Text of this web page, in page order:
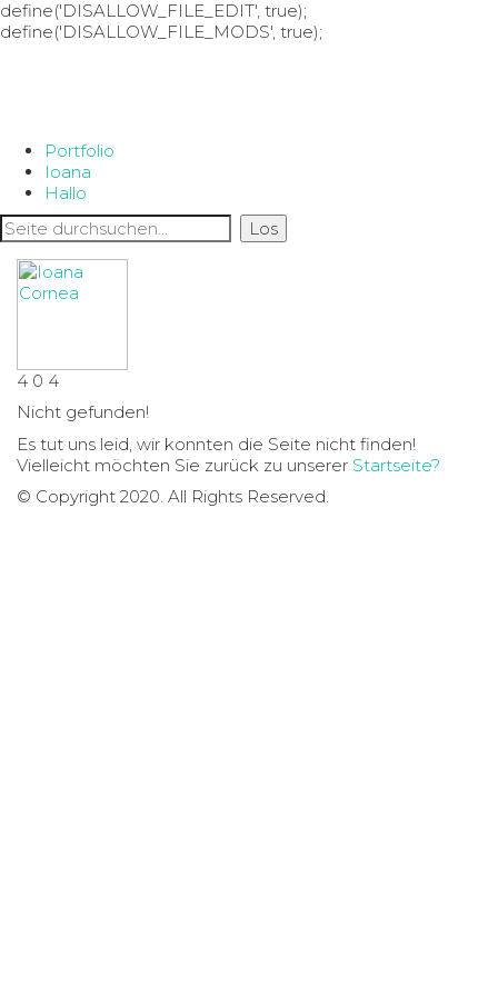
define('DISALLOW_FILE_EDIT', true);
define('DISALLOW_FILE_MODS', true);
Portfolio
Ioana
Hallo
4 0 4
Nicht gefunden!
Es tut uns leid, wir konnten die Seite nicht finden!
Vielleicht möchten Sie zurück zu unserer Startseite?
© Copyright 2020. All Rights Reserved.